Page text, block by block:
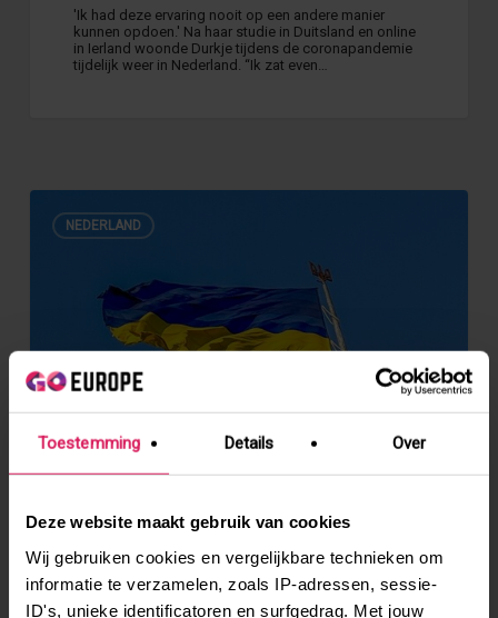
Toestemming Details Over
Deze website maakt gebruik van cookies
Wij gebruiken cookies en vergelijkbare technieken om
informatie te verzamelen, zoals IP-adressen, sessie-
ID's, unieke identificatoren en surfgedrag. Met jouw
'Ik had deze ervaring nooit op een andere manier
kunnen opdoen.' Na haar studie in Duitsland en online
in Ierland woonde Durkje tijdens de coronapandemie
tijdelijk weer in Nederland. “Ik zat even…
NEDERLAND
Solidariteitsproject
Oekraïners
Een Solidariteitsproject voor jonge